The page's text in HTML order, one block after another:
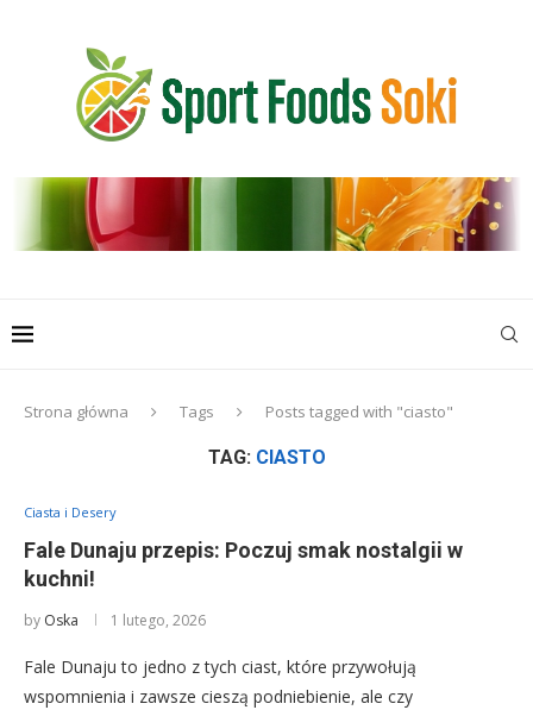
Strona główna Tags Posts tagged with "ciasto"
TAG: CIASTO
Ciasta i Desery
Fale Dunaju przepis: Poczuj smak nostalgii w
kuchni!
by Oska 1 lutego, 2026
Fale Dunaju to jedno z tych ciast, które przywołują
wspomnienia i zawsze cieszą podniebienie, ale czy